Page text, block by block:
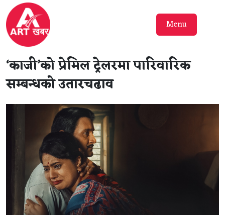
Menu
‘काजी’को प्रेमिल ट्रेलरमा पारिवारिक
सम्बन्धको उतारचढाव